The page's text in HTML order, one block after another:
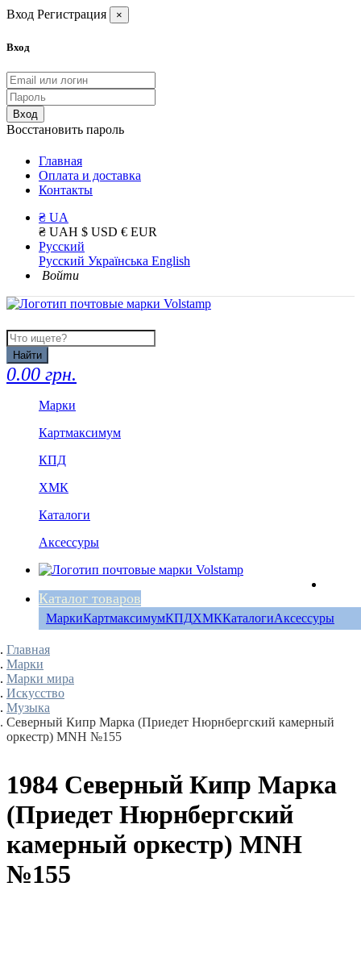
Вход Регистрация ×
Вход
Вход
Восстановить пароль
Главная
Оплата и доставка
Контакты
₴ UA
₴ UAH $ USD € EUR
Русский
Русский Українська English
Войти
Найти
0.00 грн.
Марки
Картмаксимум
КПД
ХМК
Каталоги
Аксессуры
Каталог товаров
МаркиКартмаксимумКПДХМККаталогиАксессуры
Главная
Марки
Марки мира
Искусство
Музыка‎
Северный Кипр Марка (Приедет Нюрнбергский камерный
оркестр) MNH №155
1984 Северный Кипр Марка
(Приедет Нюрнбергский
камерный оркестр) MNH
№155